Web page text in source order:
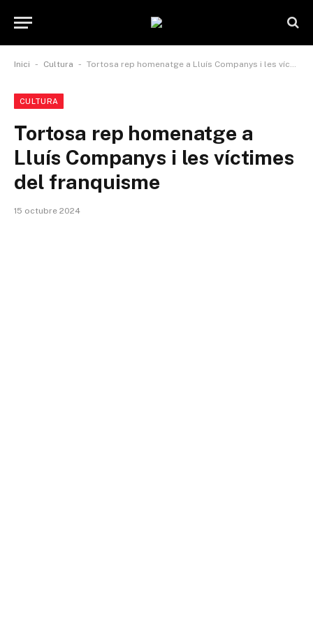
Inici - Cultura - Tortosa rep homenatge a Lluís Companys i les víctimes del franquisme
CULTURA
Tortosa rep homenatge a
Lluís Companys i les víctimes
del franquisme
15 octubre 2024